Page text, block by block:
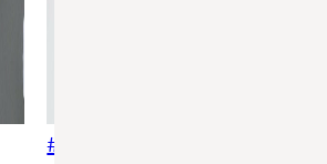
#traditionell